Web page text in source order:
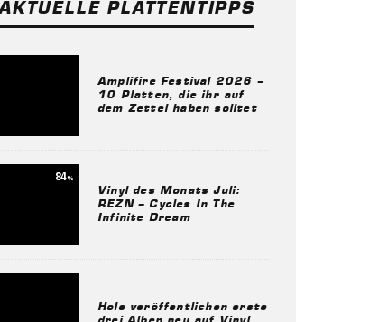
AKTUELLE PLATTENTIPPS
Amplifire Festival 2026 –
10 Platten, die ihr auf
dem Zettel haben solltet
84%
Vinyl des Monats Juli:
REZN – Cycles In The
Infinite Dream
Hole veröffentlichen erste
drei Alben neu auf Vinyl